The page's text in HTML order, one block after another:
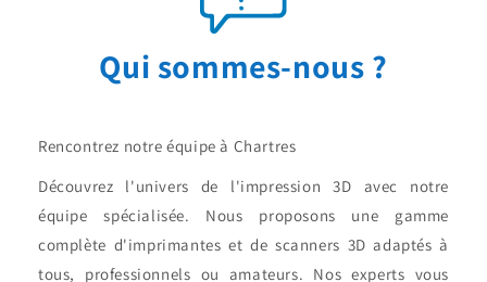
Qui sommes-nous ?
Rencontrez notre équipe à Chartres
Découvrez l'univers de l'impression 3D avec notre
équipe spécialisée. Nous proposons une gamme
complète d'imprimantes et de scanners 3D adaptés à
tous, professionnels ou amateurs. Nos experts vous